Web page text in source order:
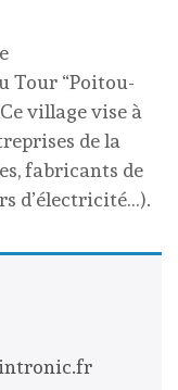
Tour “Poitou-
village vise à
de la
fabricants de
d’électricité…).